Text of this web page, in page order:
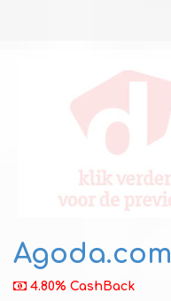
Agoda.com
4.80% CashBack